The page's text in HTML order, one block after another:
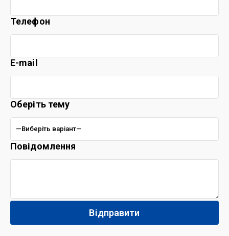
Телефон
E-mail
Оберіть тему
Повідомлення